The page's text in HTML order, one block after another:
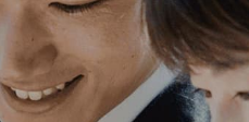
年 月 成交
四維天廈
新竹市新竹市四維路